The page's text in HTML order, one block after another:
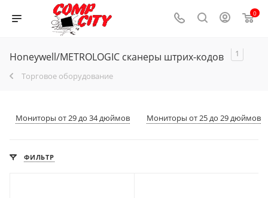
0
Honeywell/METROLOGIC сканеры штрих-кодов 1
Торговое оборудование
Мониторы от 29 до 34 дюймов Мониторы от 25 до 29 дюймов
ФИЛЬТР